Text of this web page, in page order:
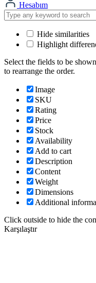
Hesabım
Hide similarities
Highlight
Select the fields to be
to rearrange the order.
Image
SKU
Rating
Price
Stock
Availability
Add to cart
Description
Content
Weight
Dimensions
Additional
Click outside to hide the
Karşılaştır